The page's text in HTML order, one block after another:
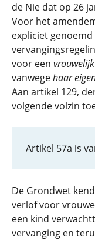
de Nie dat op 26
Voor het
expliciet
voor een vrouwelijk
vanwegehaar
Aan artikel 129,
volgende volzin
Artikel 57a is
De Grondwet
verlof voor
een kind
vervanging en